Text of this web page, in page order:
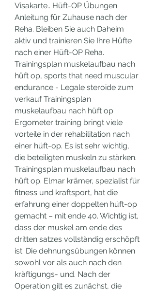
Visakarte.. Hüft-OP Übungen
Anleitung für Zuhause nach der
Reha. Bleiben Sie auch Daheim
aktiv und trainieren Sie Ihre Hüfte
nach einer Hüft-OP Reha.
Trainingsplan muskelaufbau nach
hüft op, sports that need muscular
endurance - Legale steroide zum
verkauf Trainingsplan
muskelaufbau nach hüft op
Ergometer training bringt viele
vorteile in der rehabilitation nach
einer hüft-op. Es ist sehr wichtig,
die beteiligten muskeln zu stärken.
Trainingsplan muskelaufbau nach
hüft op. Elmar krämer, spezialist für
fitness und kraftsport, hat die
erfahrung einer doppelten hüft-op
gemacht – mit ende 40. Wichtig ist,
dass der muskel am ende des
dritten satzes vollständig erschöpft
ist. Die dehnungsübungen können
sowohl vor als auch nach den
kräftigungs- und. Nach der
Operation gilt es zunächst, die